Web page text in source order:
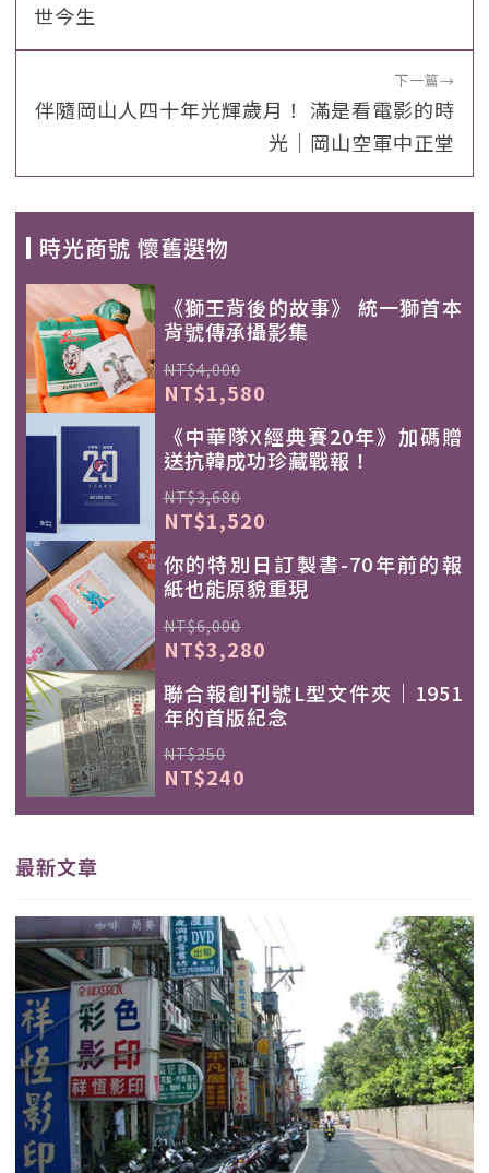
世今生
下一篇→
伴隨岡山人四十年光輝歲月！ 滿是看電影的時
光｜岡山空軍中正堂
時光商號 懷舊選物
《獅王背後的故事》 統一獅首本
背號傳承攝影集
NT$4,000
NT$1,580
《中華隊X經典賽20年》加碼贈
送抗韓成功珍藏戰報！
NT$3,680
NT$1,520
你的特別日訂製書-70年前的報
紙也能原貌重現
NT$6,000
NT$3,280
聯合報創刊號L型文件夾｜1951
年的首版紀念
NT$350
NT$240
最新文章